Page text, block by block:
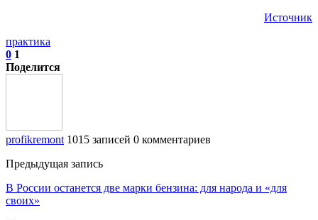
Источник
практика
0 1
Поделится
profikremont 1015 записей 0 комментариев
Предыдущая запись
В России останется две марки бензина: для народа и «для
своих»